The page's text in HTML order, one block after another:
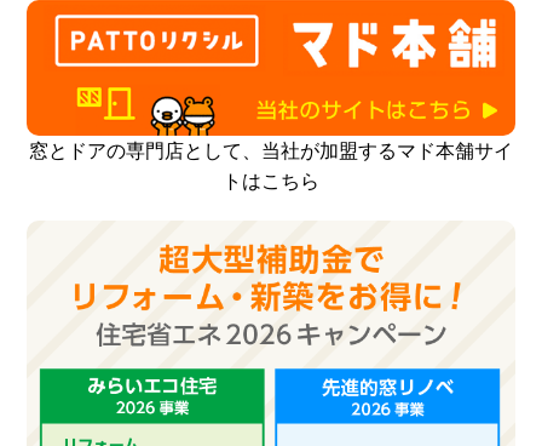
窓とドアの専門店として、当社が加盟するマド本舗サイ
トはこちら